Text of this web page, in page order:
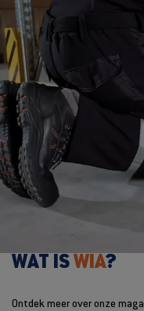
WAT IS WIA?
Ontdek meer over onze